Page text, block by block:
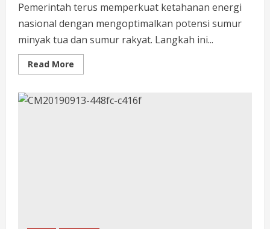
Pemerintah terus memperkuat ketahanan energi
nasional dengan mengoptimalkan potensi sumur
minyak tua dan sumur rakyat. Langkah ini...
Read More